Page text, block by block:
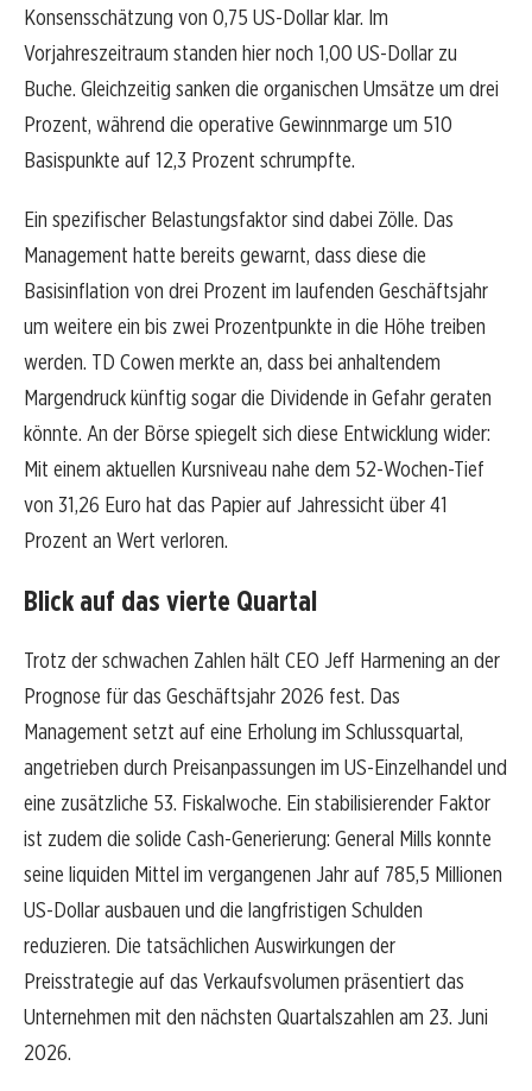
Konsensschätzung von 0,75 US-Dollar klar. Im
Vorjahreszeitraum standen hier noch 1,00 US-Dollar zu
Buche. Gleichzeitig sanken die organischen Umsätze um drei
Prozent, während die operative Gewinnmarge um 510
Basispunkte auf 12,3 Prozent schrumpfte.
Ein spezifischer Belastungsfaktor sind dabei Zölle. Das
Management hatte bereits gewarnt, dass diese die
Basisinflation von drei Prozent im laufenden Geschäftsjahr
um weitere ein bis zwei Prozentpunkte in die Höhe treiben
werden. TD Cowen merkte an, dass bei anhaltendem
Margendruck künftig sogar die Dividende in Gefahr geraten
könnte. An der Börse spiegelt sich diese Entwicklung wider:
Mit einem aktuellen Kursniveau nahe dem 52-Wochen-Tief
von 31,26 Euro hat das Papier auf Jahressicht über 41
Prozent an Wert verloren.
Blick auf das vierte Quartal
Trotz der schwachen Zahlen hält CEO Jeff Harmening an der
Prognose für das Geschäftsjahr 2026 fest. Das
Management setzt auf eine Erholung im Schlussquartal,
angetrieben durch Preisanpassungen im US-Einzelhandel und
eine zusätzliche 53. Fiskalwoche. Ein stabilisierender Faktor
ist zudem die solide Cash-Generierung: General Mills konnte
seine liquiden Mittel im vergangenen Jahr auf 785,5 Millionen
US-Dollar ausbauen und die langfristigen Schulden
reduzieren. Die tatsächlichen Auswirkungen der
Preisstrategie auf das Verkaufsvolumen präsentiert das
Unternehmen mit den nächsten Quartalszahlen am 23. Juni
2026.